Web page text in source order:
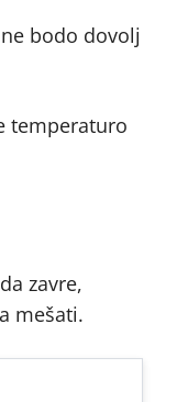
bodo dovolj
temperaturo
zavre,
mešati.